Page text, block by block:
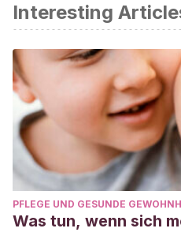
Interesting
PFLEGE UND GESUNDE
Was tun, wenn sich